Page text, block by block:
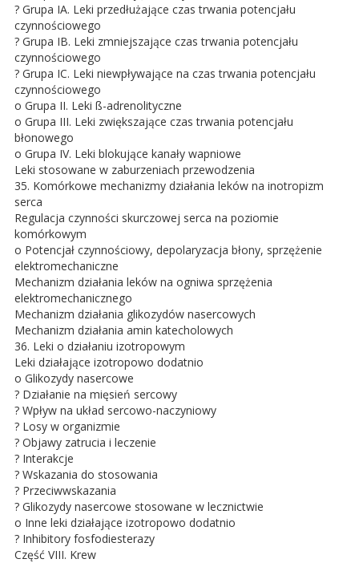
? Grupa IA. Leki przedłużające czas trwania potencjału
czynnościowego
? Grupa IB. Leki zmniejszające czas trwania potencjału
czynnościowego
? Grupa IC. Leki niewpływające na czas trwania potencjału
czynnościowego
o Grupa II. Leki ß-adrenolityczne
o Grupa III. Leki zwiększające czas trwania potencjału
błonowego
o Grupa IV. Leki blokujące kanały wapniowe
Leki stosowane w zaburzeniach przewodzenia
35. Komórkowe mechanizmy działania leków na inotropizm
serca
Regulacja czynności skurczowej serca na poziomie
komórkowym
o Potencjał czynnościowy, depolaryzacja błony, sprzężenie
elektromechaniczne
Mechanizm działania leków na ogniwa sprzężenia
elektromechanicznego
Mechanizm działania glikozydów nasercowych
Mechanizm działania amin katecholowych
36. Leki o działaniu izotropowym
Leki działające izotropowo dodatnio
o Glikozydy nasercowe
? Działanie na mięsień sercowy
? Wpływ na układ sercowo-naczyniowy
? Losy w organizmie
? Objawy zatrucia i leczenie
? Interakcje
? Wskazania do stosowania
? Przeciwwskazania
? Glikozydy nasercowe stosowane w lecznictwie
o Inne leki działające izotropowo dodatnio
? Inhibitory fosfodiesterazy
Część VIII. Krew